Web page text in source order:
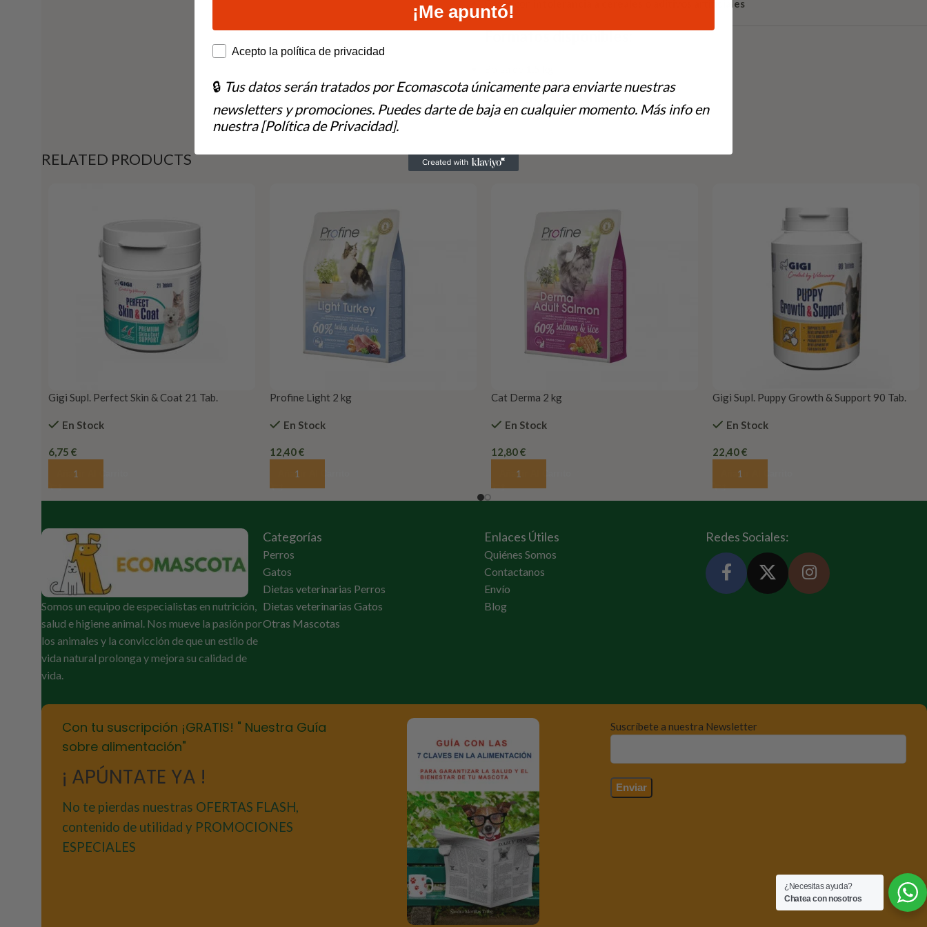
Gatos con intolerancia a cereales o aditivos artificiales
Formatos disponibles:
RELATED PRODUCTS
Gigi Supl. Perfect Skin & Coat 21 Tab.
En Stock
6,75 €
Añadir Al Carrito
Profine Light 2 kg
En Stock
12,40€
Añadir Al Carrito
Cat Derma 2 kg
En Stock
12,80€
Añadir Al Carrito
Gigi Supl. Puppy Growth & Support 90 Tab.
En Stock
22,40€
Añadir Al Carrito
Somos un equipo de especialistas en nutrición,
salud e higiene animal. Nos mueve la pasión por
los animales y la convicción de que un estilo de
vida natural prolonga y mejora su calidad de
vida.
Categorías
Perros
Gatos
Dietas veterinarias Perros
Dietas veterinarias Gatos
Otras Mascotas
Enlaces Útiles
Quiénes Somos
Contactanos
Envío
Blog
Redes Sociales:
Con tu suscripción ¡GRATIS! " Nuestra Guía
sobre alimentación"
¡ APÚNTATE YA !
No te pierdas nuestras OFERTAS FLASH,
contenido de utilidad y PROMOCIONES
ESPECIALES
Suscríbete a nuestra Newsletter
¿Necesitas ayuda?
Chatea con nosotros
¡Me apuntó!
How would you like to hear from us?
Acepto la política de privacidad
🔒 Tus datos serán tratados por Ecomascota únicamente para enviarte nuestras
newsletters y promociones. Puedes darte de baja en cualquier momento. Más info en
nuestra [Política de Privacidad].